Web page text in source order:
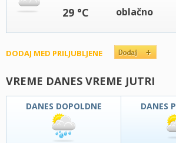
29 °C oblačno
DODAJ MED PRILJUBLJENE
VREME DANES VREME JUTRI
DANES DOPOLDNE DANES